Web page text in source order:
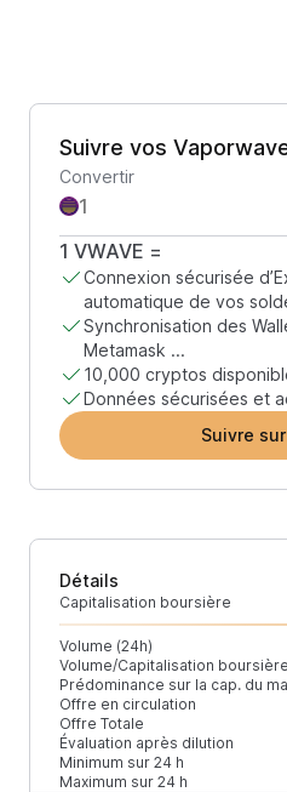
Suivre vos
Convertir
1 VWAVE =
Connexion sécurisée
automatique de vos
Synchronisation des
Metamask ...
10,000 cryptos
Données sécurisées et
Suivre
Détails
Capitalisation boursière
Volume (24h)
Volume/Capitalisation
Prédominance sur la cap. du
Offre en circulation
Offre Totale
Évaluation après dilution
Minimum sur 24 h
Maximum sur 24 h